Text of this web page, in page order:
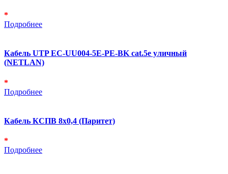
*
Подробнее
Кабель UTP EC-UU004-5E-PE-BK cat.5e уличный
(NETLAN)
*
Подробнее
Кабель КСПВ 8х0,4 (Паритет)
*
Подробнее